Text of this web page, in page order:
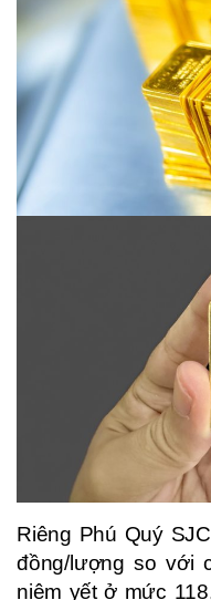
Riêng Phú Quý
đồng/lượng so với
niêm yết ở mức